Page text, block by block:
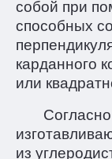
собой при
способных
карданного
или
Согласно
из